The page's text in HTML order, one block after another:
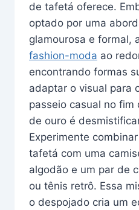
de tafetá oferece.
optado por uma
glamourosa e formal,
fashion-moda ao
encontrando formas
adaptar o visual para
passeio casual no fim
de ouro é
Experimente
tafetá com uma
algodão e um par de
ou tênis retrô. Essa
o despojado cria um